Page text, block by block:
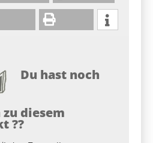
Du hast noch
zu diesem
??